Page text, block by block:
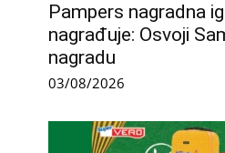
Pampers nagradna
nagrađuje: Osvoji
nagradu
03/08/2026